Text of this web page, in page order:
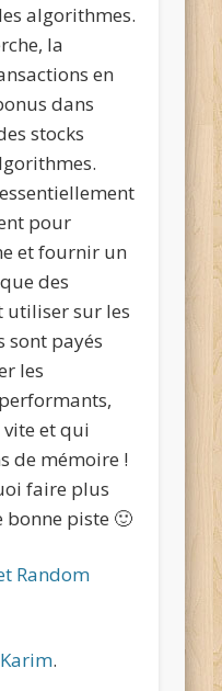
algorithmes.
la
en
dans
stocks
pour
et fournir un
des
utiliser sur les
sont payés
les
et qui
de mémoire !
faire plus
bonne piste 🙂
Random
Karim.